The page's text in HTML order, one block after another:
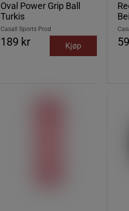
Oval Power Grip Ball
Turkis
Casall Sports Prod
189 kr Kjøp